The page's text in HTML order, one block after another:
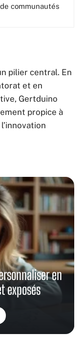
communautés
pilier central. En
et en
Gertduino
propice à
en
exposés